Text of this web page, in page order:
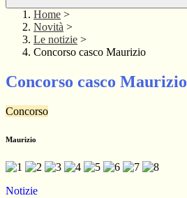
Home >
Novità >
Le notizie >
Concorso casco Maurizio
Concorso casco Maurizio
Concorso
Maurizio
Notizie